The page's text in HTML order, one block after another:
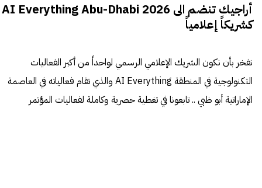
أراجيك تنضم الى AI Everything Abu-Dhabi 2026
كشريكاً إعلامياً
نفخر بأن نكون الشريك الإعلامي الرسمي لواحداً من أكبر الفعاليات
التكنولوجية في المنطقة AI Everything والذي تقام فعالياته في العاصمة
الإماراتية أبو ظبي .. تابعونا في تغطية حصرية وكاملة لفعاليات المؤتمر